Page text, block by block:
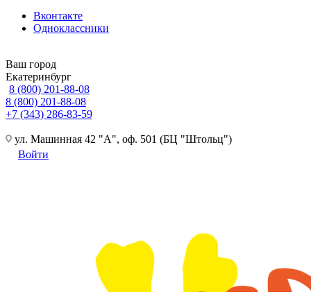
Вконтакте
Одноклассники
Ваш город
Екатеринбург
8 (800) 201-88-08
8 (800) 201-88-08
+7 (343) 286-83-59
ул. Машинная 42 "А", оф. 501 (БЦ "Штольц")
Войти